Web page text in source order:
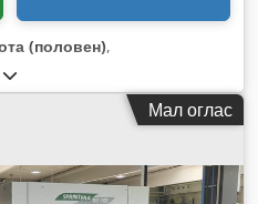
(половен),
Мал оглас